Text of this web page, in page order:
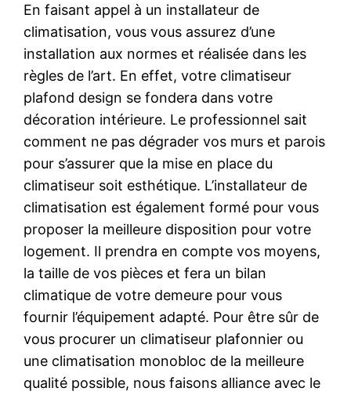
En faisant appel à un installateur de
climatisation, vous vous assurez d’une
installation aux normes et réalisée dans les
règles de l’art. En effet, votre climatiseur
plafond design se fondera dans votre
décoration intérieure. Le professionnel sait
comment ne pas dégrader vos murs et parois
pour s’assurer que la mise en place du
climatiseur soit esthétique. L’installateur de
climatisation est également formé pour vous
proposer la meilleure disposition pour votre
logement. Il prendra en compte vos moyens,
la taille de vos pièces et fera un bilan
climatique de votre demeure pour vous
fournir l’équipement adapté. Pour être sûr de
vous procurer un climatiseur plafonnier ou
une climatisation monobloc de la meilleure
qualité possible, nous faisons alliance avec le